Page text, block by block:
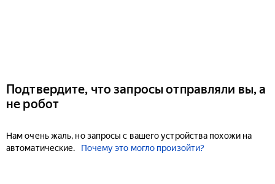
Подтвердите, что запросы отправляли вы, а
не робот
Нам очень жаль, но запросы с вашего устройства похожи на
автоматические.
Почему это могло произойти?